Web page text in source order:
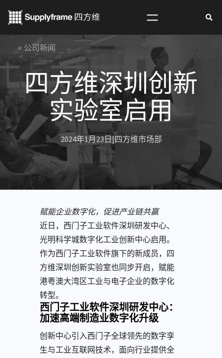
内
< 公司新闻
四方维深圳创新
实验室启用
2024年1月23日|四方维市场部
赋能企业数字化，促进产业链共赢
近日，西门子工业软件深圳研发中心、
光明科学城数字化工业创新中心启用。
作为西门子工业软件旗下的新成员，四
方维深圳创新实验室也同步开启，赋能
港粤澳大湾区工业与电子企业的数字化
转型。
西门子工业软件深圳研发中心：
加速高端制造业数字化升级
创新中心引入西门子全球领先的数字孪
生与工业互联网技术，面向行业提供全